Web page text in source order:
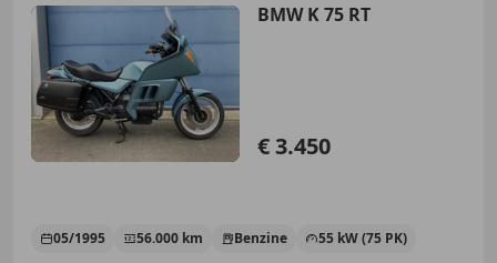
BMW K 75 RT
€ 3.450
05/1995 56.000 km Benzine 55 kW (75 PK)